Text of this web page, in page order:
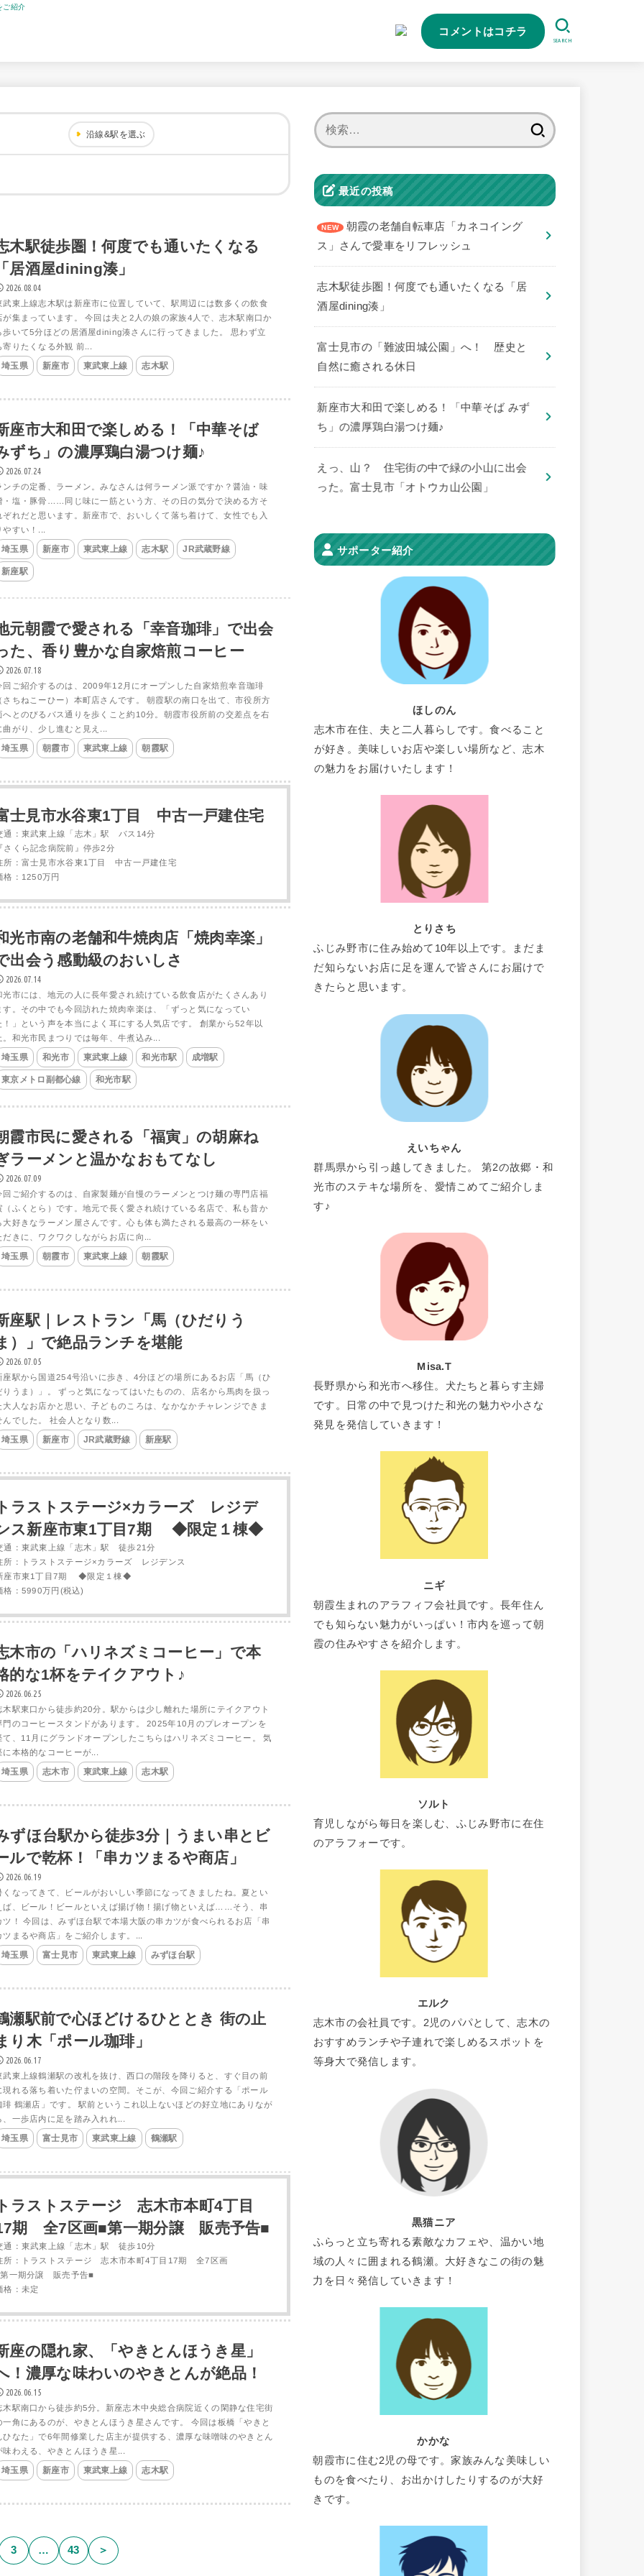
ご紹介
コメントはコチラ
SEARCH
沿線&駅を選ぶ
木駅徒歩圏！何度でも通いたくなる
居酒屋dining湊」
2026.08.04
武東上線志木駅は新座市に位置していて、駅周辺には数多くの飲食
が集まっています。 今回は夫と2人の娘の家族4人で、志木駅南口か
歩いて5分ほどの居酒屋dining湊さんに行ってきました。 思わず立
寄りたくなる外観 前...
埼玉県 新座市 東武東上線 志木駅
座市大和田で楽しめる！「中華そば
ずち」の濃厚鶏白湯つけ麺♪
2026.07.24
ンチの定番、ラーメン。みなさんは何ラーメン派ですか？醤油・味
・塩・豚骨……同じ味に一筋という方、その日の気分で決める方そ
ぞれだと思います。新座市で、おいしくて落ち着けて、女性でも入
やすい！...
埼玉県 新座市 東武東上線 志木駅 JR武蔵野線
新座駅
元朝霞で愛される「幸音珈琲」で出会
た、香り豊かな自家焙煎コーヒー
2026.07.18
回ご紹介するのは、2009年12月にオープンした自家焙煎幸音珈琲
さちねこーひー）本町店さんです。 朝霞駅の南口を出て、市役所方
へとのびるバス通りを歩くこと約10分。朝霞市役所前の交差点を右
曲がり、少し進むと見え...
埼玉県 朝霞市 東武東上線 朝霞駅
士見市水谷東1丁目 中古一戸建住宅
通：東武東上線「志木」駅 バス14分
さくら記念病院前』停歩2分
所：富士見市水谷東1丁目 中古一戸建住宅
格：1250万円
光市南の老舗和牛焼肉店「焼肉幸楽」
出会う感動級のおいしさ
2026.07.14
光市には、地元の人に長年愛され続けている飲食店がたくさんあり
す。その中でも今回訪れた焼肉幸楽は、「ずっと気になってい
！」という声を本当によく耳にする人気店です。 創業から52年以
。和光市民まつりでは毎年、牛煮込み...
埼玉県 和光市 東武東上線 和光市駅 成増駅
東京メトロ副都心線 和光市駅
霞市民に愛される「福寅」の胡麻ね
ラーメンと温かなおもてなし
2026.07.09
回ご紹介するのは、自家製麺が自慢のラーメンとつけ麺の専門店福
（ふくとら）です。地元で長く愛され続けている名店で、私も昔か
大好きなラーメン屋さんです。心も体も満たされる最高の一杯をい
だきに、ワクワクしながらお店に向...
埼玉県 朝霞市 東武東上線 朝霞駅
座駅｜レストラン「馬（ひだりう
）」で絶品ランチを堪能
2026.07.05
座駅から国道254号沿いに歩き、4分ほどの場所にあるお店「馬（ひ
りうま）」。 ずっと気になってはいたものの、店名から馬肉を扱っ
大人なお店かと思い、子どものころは、なかなかチャレンジできま
んでした。 社会人となり数...
埼玉県 新座市 JR武蔵野線 新座駅
ラストステージ×カラーズ レジデ
ス新座市東1丁目7期 ◆限定１棟◆
通：東武東上線「志木」駅 徒歩21分
所：トラストステージ×カラーズ レジデンス
座市東1丁目7期 ◆限定１棟◆
格：5990万円(税込)
木市の「ハリネズミコーヒー」で本
的な1杯をテイクアウト♪
2026.06.25
木駅東口から徒歩約20分。駅からは少し離れた場所にテイクアウト
門のコーヒースタンドがあります。 2025年10月のプレオープンを
て、11月にグランドオープンしたこちらはハリネズミコーヒー。 気
に本格的なコーヒーが...
埼玉県 志木市 東武東上線 志木駅
ずほ台駅から徒歩3分｜うまい串とビ
ルで乾杯！「串カツまるや商店」
2026.06.19
くなってきて、ビールがおいしい季節になってきましたね。夏とい
ば、ビール！ビールといえば揚げ物！揚げ物といえば……そう、串
ツ！ 今回は、みずほ台駅で本場大阪の串カツが食べられるお店「串
ツまるや商店」をご紹介します。...
埼玉県 富士見市 東武東上線 みずほ台駅
瀬駅前で心ほどけるひととき 街の止
り木「ポール珈琲」
2026.06.17
武東上線鶴瀬駅の改札を抜け、西口の階段を降りると、すぐ目の前
現れる落ち着いた佇まいの空間。そこが、今回ご紹介する「ポール
琲 鶴瀬店」です。 ​駅前というこれ以上ないほどの好立地にありなが
、一歩店内に足を踏み入れれ...
埼玉県 富士見市 東武東上線 鶴瀬駅
ラストステージ 志木市本町4丁目
期 全7区画■第一期分譲 販売予告■
通：東武東上線「志木」駅 徒歩10分
所：トラストステージ 志木市本町4丁目17期 全7区画
一期分譲 販売予告■
格：未定
座の隠れ家、「やきとんほうき星」
！濃厚な味わいのやきとんが絶品！
2026.06.15
木駅南口から徒歩約5分。新座志木中央総合病院近くの閑静な住宅街
一角にあるのが、やきとんほうき星さんです。 今回は板橋「やきと
ひなた」で6年間修業した店主が提供する、濃厚な味噌味のやきとん
味わえる、やきとんほうき星...
埼玉県 新座市 東武東上線 志木駅
3 … 43 ＞
最近の投稿
朝霞の老舗自転車店「カネコイング
ス」さんで愛車をリフレッシュ
志木駅徒歩圏！何度でも通いたくなる「居
酒屋dining湊」
​富士見市の「難波田城公園」へ！ 歴史と
自然に癒される休日
新座市大和田で楽しめる！「中華そば みず
ち」の濃厚鶏白湯つけ麺♪
えっ、山？ 住宅街の中で緑の小山に出会
った。富士見市「オトウカ山公園」
サポーター紹介
ほしのん
志木市在住、夫と二人暮らしです。食べること
が好き。美味しいお店や楽しい場所など、志木
の魅力をお届けいたします！
とりさち
ふじみ野市に住み始めて10年以上です。まだま
だ知らないお店に足を運んで皆さんにお届けで
きたらと思います。
えいちゃん
群馬県から引っ越してきました。 第2の故郷・和
光市のステキな場所を、愛情こめてご紹介しま
す♪
Misa.T
長野県から和光市へ移住。犬たちと暮らす主婦
です。日常の中で見つけた和光の魅力や小さな
発見を発信していきます！
ニギ
朝霞生まれのアラフィフ会社員です。長年住ん
でも知らない魅力がいっぱい！市内を巡って朝
霞の住みやすさを紹介します。
ソルト
育児しながら毎日を楽しむ、ふじみ野市に在住
のアラフォーです。
エルク
志木市の会社員です。2児のパパとして、志木の
おすすめランチや子連れで楽しめるスポットを
等身大で発信します。
黒猫ニア
ふらっと立ち寄れる素敵なカフェや、温かい地
域の人々に囲まれる鶴瀬。大好きなこの街の魅
力を日々発信していきます！
かかな
朝霞市に住む2児の母です。家族みんな美味しい
ものを食べたり、お出かけしたりするのが大好
きです。